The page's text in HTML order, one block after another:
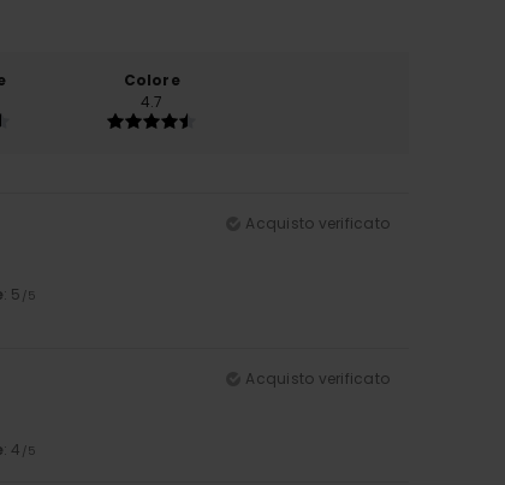
Colore
4.7
Acquisto verificato
: 5 /5
Acquisto verificato
: 4 /5